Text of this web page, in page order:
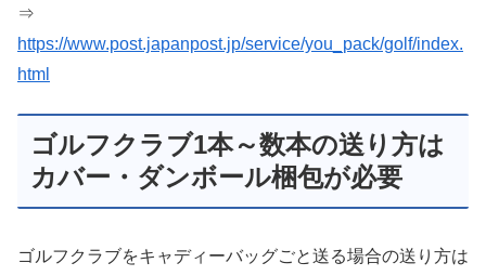
⇒
https://www.post.japanpost.jp/service/you_pack/golf/index.
html
ゴルフクラブ1本～数本の送り方は
カバー・ダンボール梱包が必要
ゴルフクラブをキャディーバッグごと送る場合の送り方は